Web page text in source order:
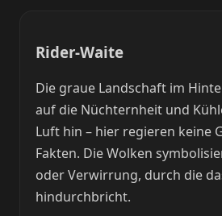
Rider-Waite
Die graue Landschaft im
auf die Nüchternheit und
Luft hin – hier regieren keine
Fakten. Die Wolken
oder Verwirrung, durch die
hindurchbricht.